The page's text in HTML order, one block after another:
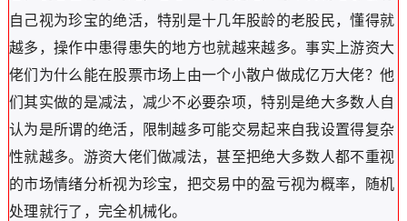
自己视为珍宝的绝活，特别是十几年股龄的老股民，懂得就
越多，操作中患得患失的地方也就越来越多。事实上游资大
佬们为什么能在股票市场上由一个小散户做成亿万大佬？他
们其实做的是减法，减少不必要杂项，特别是绝大多数人自
认为是所谓的绝活，限制越多可能交易起来自我设置得复杂
性就越多。游资大佬们做减法，甚至把绝大多数人都不重视
的市场情绪分析视为珍宝，把交易中的盈亏视为概率，随机
处理就行了，完全机械化。